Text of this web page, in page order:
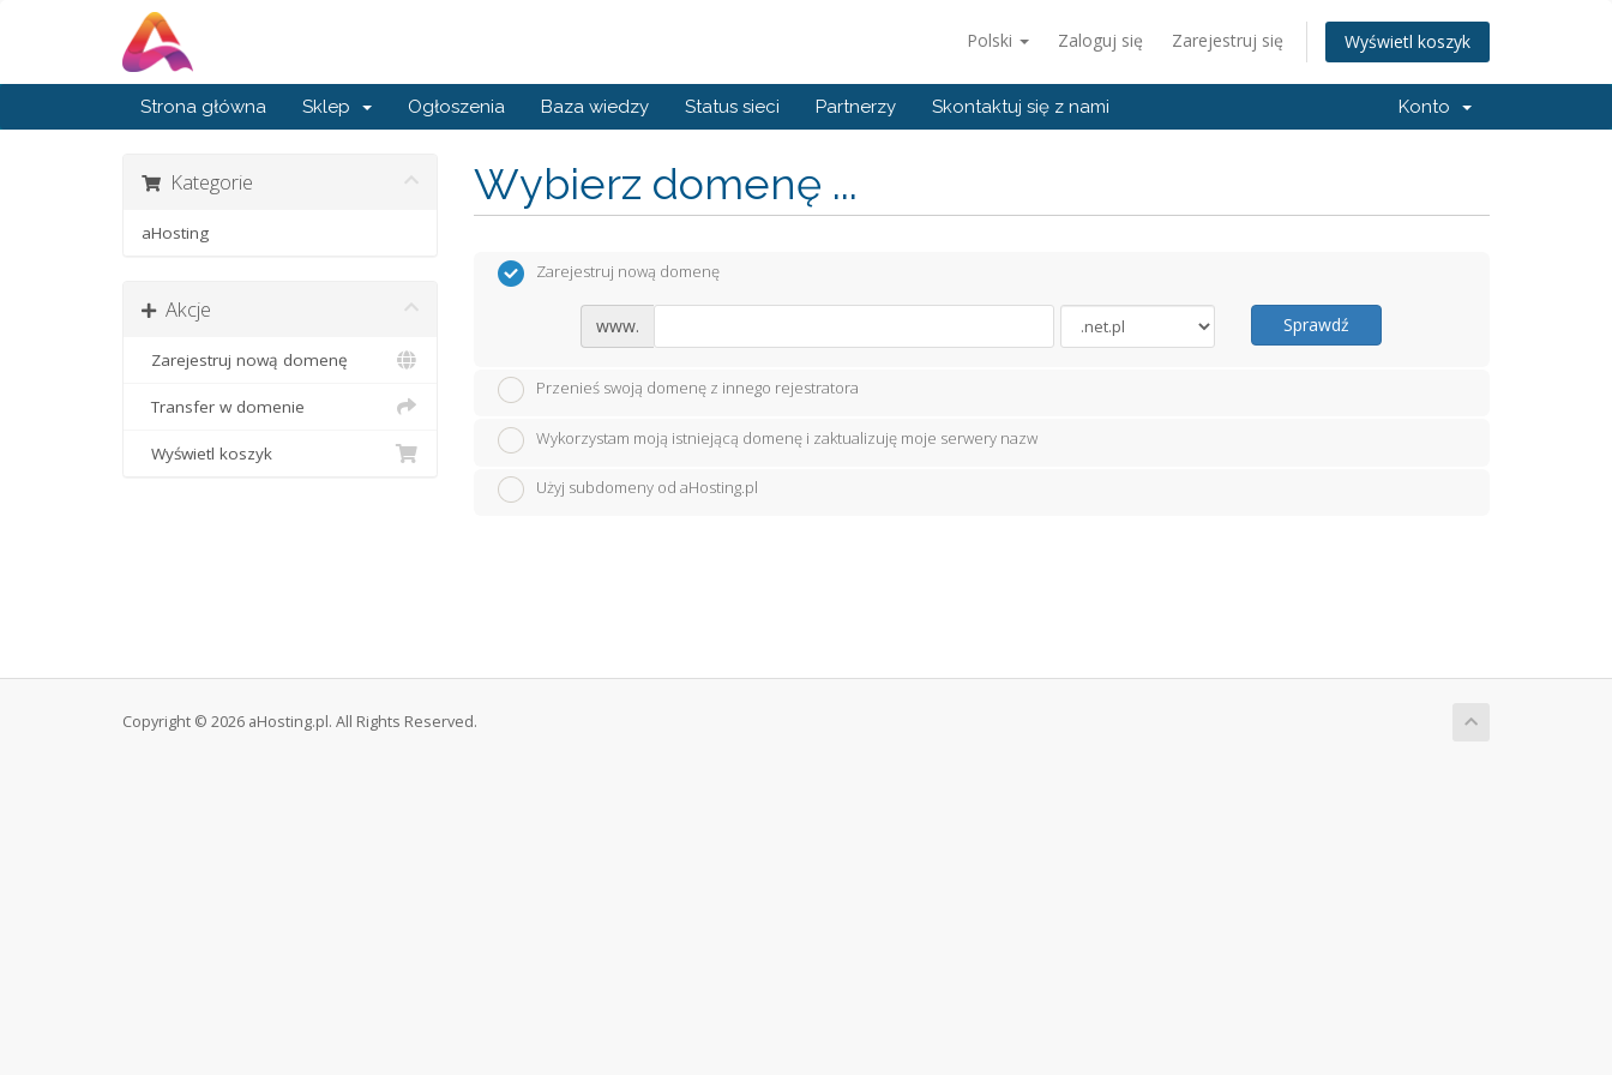
Polski Zaloguj się Zarejestruj się Wyświetl koszyk
Strona główna Sklep Ogłoszenia Baza wiedzy Status sieci Partnerzy Skontaktuj się z nami Konto
Wybierz domenę ...
Kategorie
aHosting
Akcje
Zarejestruj nową domenę
Transfer w domenie
Wyświetl koszyk
Zarejestruj nową domenę
www. Sprawdź
Przenieś swoją domenę z innego rejestratora
Wykorzystam moją istniejącą domenę i zaktualizuję moje serwery nazw
Użyj subdomeny od aHosting.pl
Copyright © 2026 aHosting.pl. All Rights Reserved.